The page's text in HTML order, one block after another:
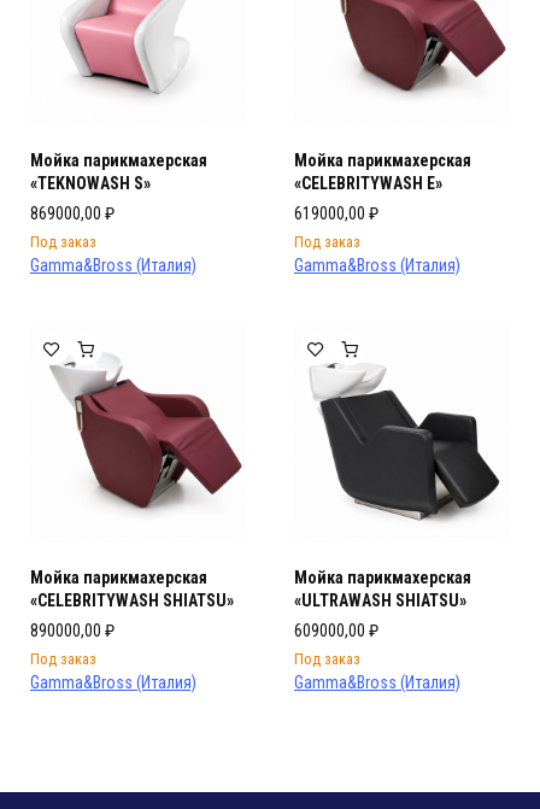
Мойка парикмахерская
«TEKNOWASH S»
869000,00 ₽
Под заказ
Gamma&Bross (Италия)
Мойка парикмахерская
«CELEBRITYWASH E»
619000,00 ₽
Под заказ
Gamma&Bross (Италия)
Мойка парикмахерская
«CELEBRITYWASH SHIATSU»
890000,00 ₽
Под заказ
Gamma&Bross (Италия)
Мойка парикмахерская
«ULTRAWASH SHIATSU»
609000,00 ₽
Под заказ
Gamma&Bross (Италия)